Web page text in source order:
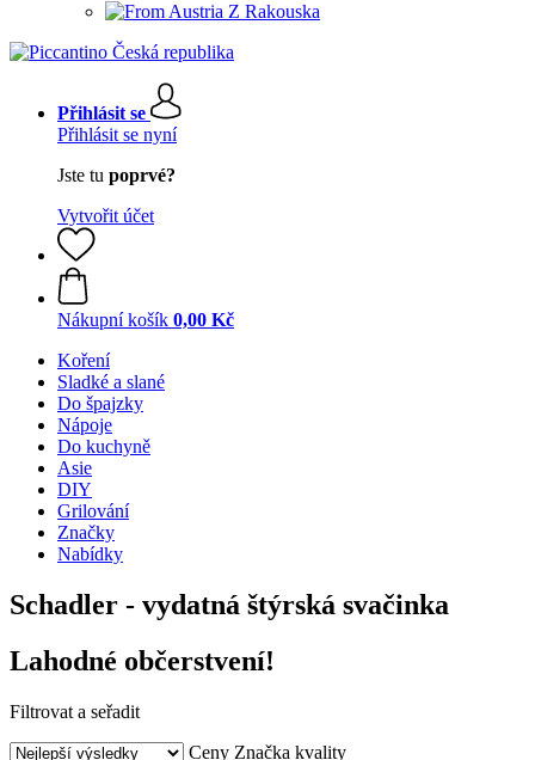
Z Rakouska
Přihlásit se
Přihlásit se nyní
Jste tu poprvé?
Vytvořit účet
Nákupní košík 0,00 Kč
Koření
Sladké a slané
Do špajzky
Nápoje
Do kuchyně
Asie
DIY
Grilování
Značky
Nabídky
Schadler - vydatná štýrská svačinka
Lahodné občerstvení!
Filtrovat a seřadit
Ceny Značka kvality